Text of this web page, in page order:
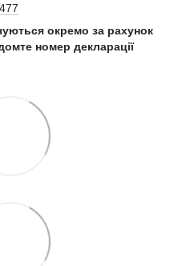
окремо за рахунок
номер декларації